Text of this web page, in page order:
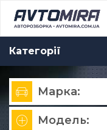
Категорії
Марка:
Модель: